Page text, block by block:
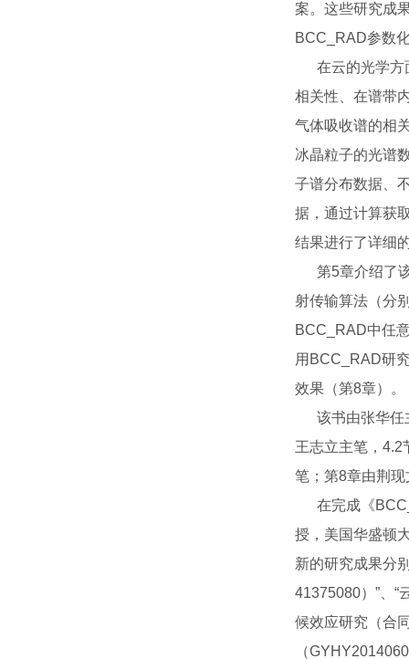
案。这些研究成
BCC_RAD参数
在云的光学方
相关性、在谱带
气体吸收谱的相
冰晶粒子的光谱
子谱分布数据、
据，通过计算获
结果进行了详细
第5章介绍了该
射传输算法（分
BCC_RAD中任
用BCC_RAD研
效果（第8章）。
该书由张华任
王志立主笔，4.2
笔；第8章由荆
在完成《
授，美国华盛顿
新的研究成果分
41375080）”、“
候效应研究（合
（